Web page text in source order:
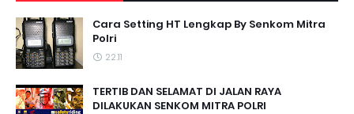
Cara Setting HT Lengkap By Senkom Mitra
Polri
22.11
TERTIB DAN SELAMAT DI JALAN RAYA
DILAKUKAN SENKOM MITRA POLRI